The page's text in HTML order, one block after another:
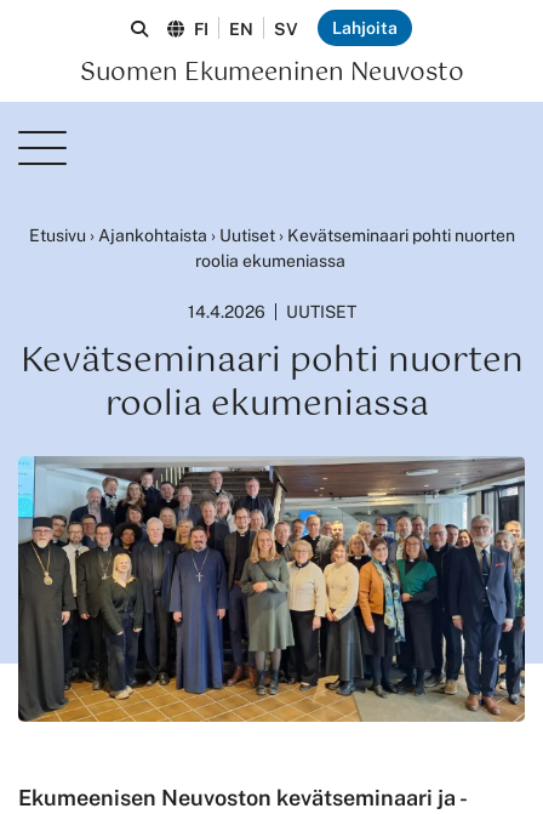
Suomen Ekumeeninen Neuvosto
FI EN SV Lahjoita
Etusivu › Ajankohtaista › Uutiset› Kevätseminaari pohti nuorten
roolia ekumeniassa
14.4.2026 UUTISET
Kevätseminaari pohti nuorten
roolia ekumeniassa
Ekumeenisen Neuvoston kevätseminaari ja -